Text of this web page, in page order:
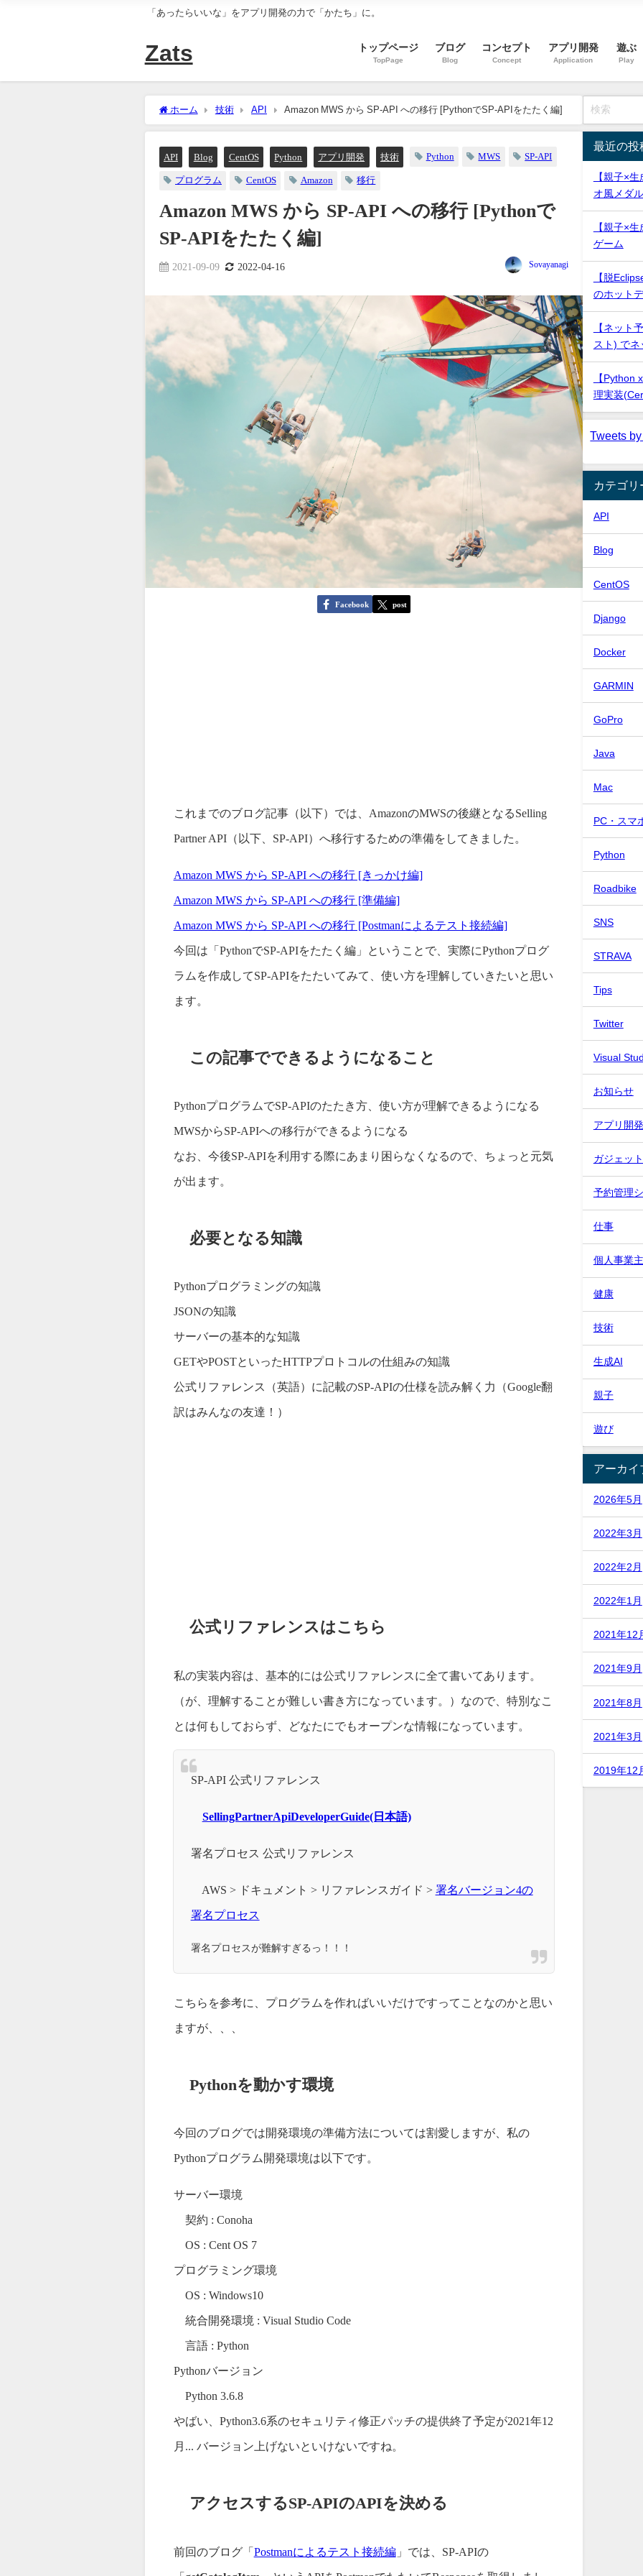
「あったらいいな」をアプリ開発の力で「かたち」に。
Zats トップページ
TopPage
ブログ
Blog
コンセプト
Concept
アプリ開発
Application
遊ぶ
Play
ホーム 技術 API Amazon MWS から SP-API への移行 [PythonでSP-APIをたたく編]
API Blog CentOS Python アプリ開発 技術 Python MWS SP-API
プログラム CentOS Amazon 移行
Amazon MWS から SP-API への移行 [Pythonで
SP-APIをたたく編]
2021-09-09 2022-04-16 Sovayanagi
Facebook post
これまでのブログ記事（以下）では、AmazonのMWSの後継となるSelling
Partner API（以下、SP-API）へ移行するための準備をしてきました。
Amazon MWS から SP-API への移行 [きっかけ編]
Amazon MWS から SP-API への移行 [準備編]
Amazon MWS から SP-API への移行 [Postmanによるテスト接続編]
今回は「PythonでSP-APIをたたく編」ということで、実際にPythonプログ
ラムを作成してSP-APIをたたいてみて、使い方を理解していきたいと思い
ます。
この記事でできるようになること
PythonプログラムでSP-APIのたたき方、使い方が理解できるようになる
MWSからSP-APIへの移行ができるようになる
なお、今後SP-APIを利用する際にあまり困らなくなるので、ちょっと元気
が出ます。
必要となる知識
Pythonプログラミングの知識
JSONの知識
サーバーの基本的な知識
GETやPOSTといったHTTPプロトコルの仕組みの知識
公式リファレンス（英語）に記載のSP-APIの仕様を読み解く力（Google翻
訳はみんなの友達！）
公式リファレンスはこちら
私の実装内容は、基本的には公式リファレンスに全て書いてあります。
（が、理解することが難しい書き方になっています。）なので、特別なこ
とは何もしておらず、どなたにでもオープンな情報になっています。
SP-API 公式リファレンス
SellingPartnerApiDeveloperGuide(日本語)
署名プロセス 公式リファレンス
AWS > ドキュメント > リファレンスガイド > 署名バージョン4の
署名プロセス
署名プロセスが難解すぎるっ！！！
こちらを参考に、プログラムを作ればいいだけですってことなのかと思い
ますが、、、
Pythonを動かす環境
今回のブログでは開発環境の準備方法については割愛しますが、私の
Pythonプログラム開発環境は以下です。
サーバー環境
契約 : Conoha
OS : Cent OS 7
プログラミング環境
OS : Windows10
統合開発環境 : Visual Studio Code
言語 : Python
Pythonバージョン
Python 3.6.8
やばい、Python3.6系のセキュリティ修正パッチの提供終了予定が2021年12
月... バージョン上げないといけないですね。
アクセスするSP-APIのAPIを決める
前回のブログ「 Postmanによるテスト接続編」では、SP-APIの
最近の投
【親子×
オ風メダ
【親子×
ゲーム
【脱
のホット
【ネット
スト) で
【Python
理実装
Tweets
カテゴリ
API
Blog
CentOS
Django
Docker
GARMIN
GoPro
Java
Mac
PC・スマ
Python
Roadbike
SNS
STRAVA
Tips
Twitter
Visual
お知らせ
アプリ開発
ガジェット
予約管理
仕事
個人事業主
健康
技術
生成AI
親子
遊び
アーカイ
2026年5月
2022年3月
2022年2月
2022年1月
2021年12
2021年9月
2021年8月
2021年3月
2019年12